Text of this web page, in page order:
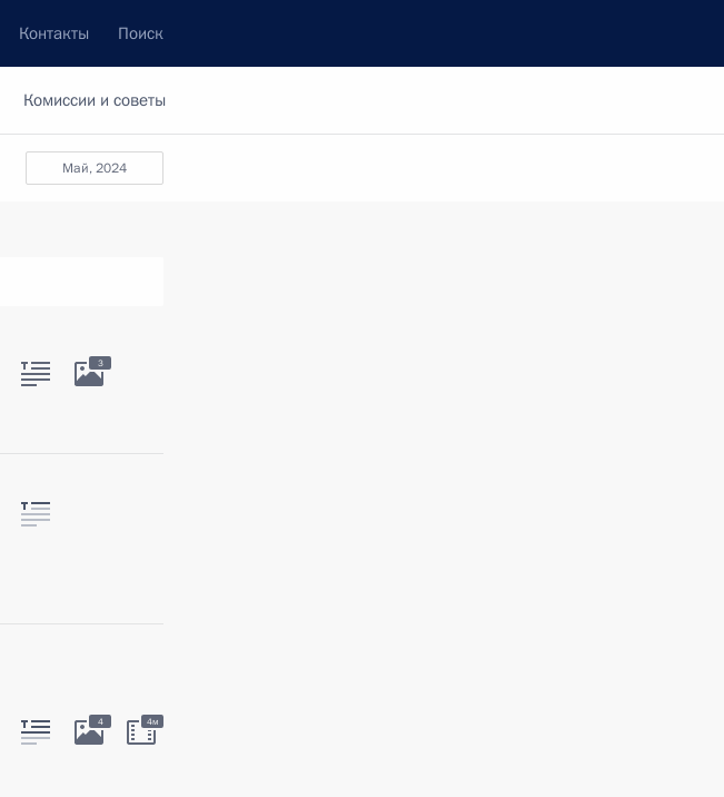
Контакты Поиск
Комиссии и советы
май, 2024
3
4 4м